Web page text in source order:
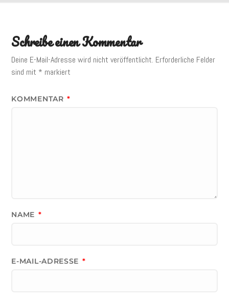
Schreibe einen Kommentar
Deine E-Mail-Adresse wird nicht veröffentlicht. Erforderliche Felder
sind mit * markiert
KOMMENTAR *
NAME *
E-MAIL-ADRESSE *